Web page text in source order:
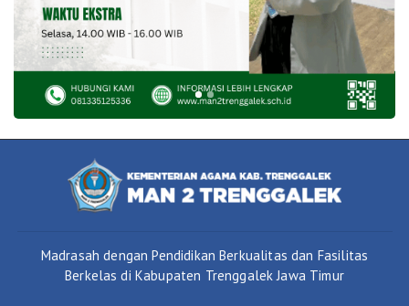
Madrasah dengan Pendidikan Berkualitas dan Fasilitas
Berkelas di Kabupaten Trenggalek Jawa Timur